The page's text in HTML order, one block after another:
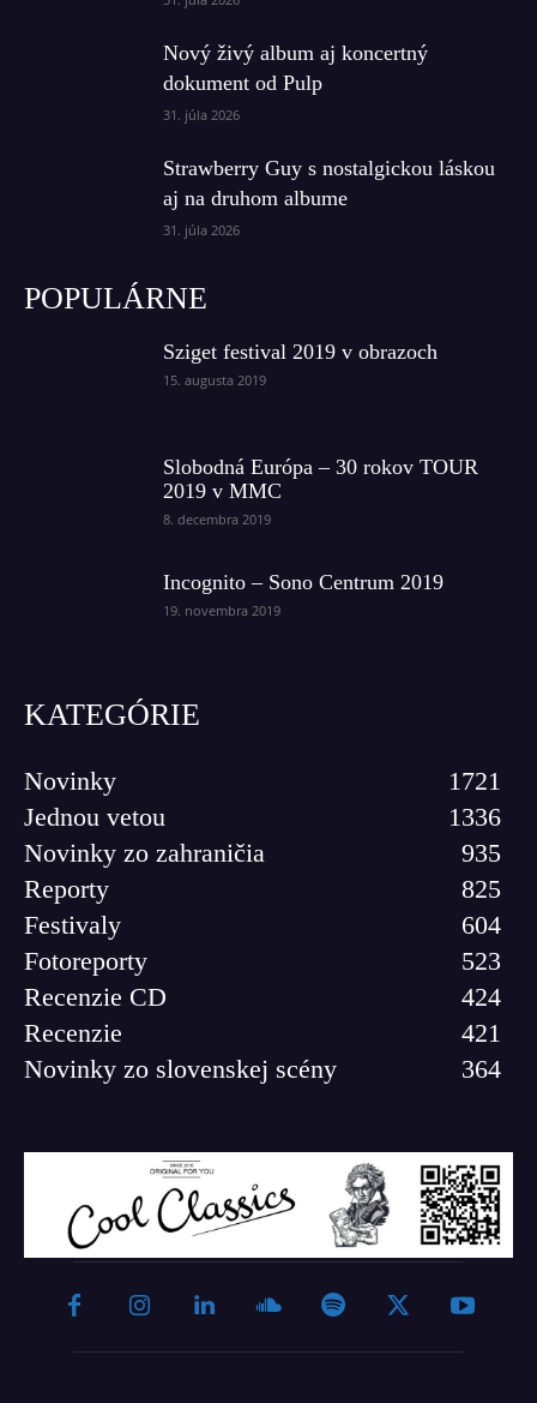
Nový živý album aj koncertný
dokument od Pulp
31. júla 2026
Strawberry Guy s nostalgickou láskou
aj na druhom albume
31. júla 2026
POPULÁRNE
Sziget festival 2019 v obrazoch
15. augusta 2019
Slobodná Európa – 30 rokov TOUR
2019 v MMC
8. decembra 2019
Incognito – Sono Centrum 2019
19. novembra 2019
KATEGÓRIE
Novinky
1721
Jednou vetou
1336
Novinky zo zahraničia
935
Reporty
825
Festivaly
604
Fotoreporty
523
Recenzie CD
424
Recenzie
421
Novinky zo slovenskej scény
364